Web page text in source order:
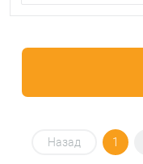
Назад 1